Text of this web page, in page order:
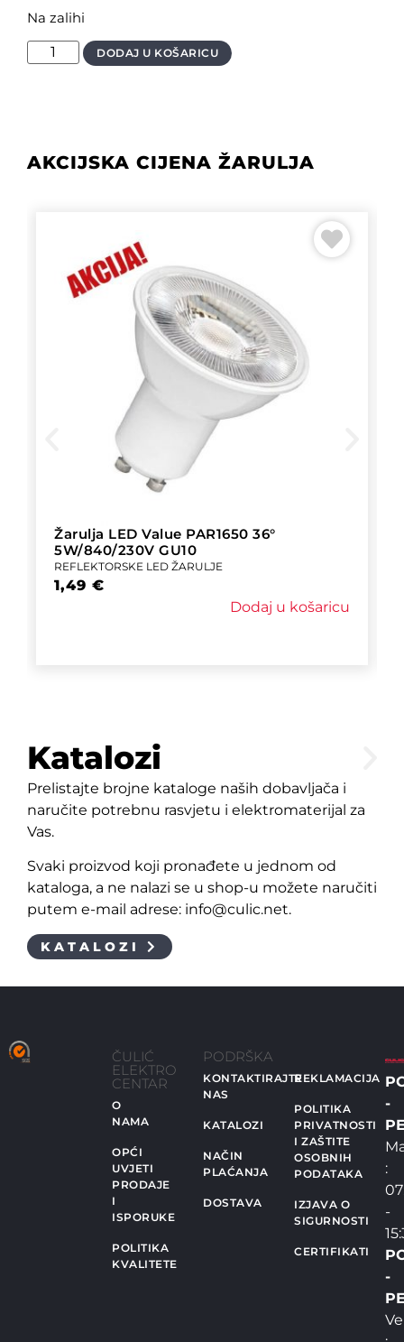
Na zalihi
DODAJ U KOŠARICU
AKCIJSKA CIJENA ŽARULJA
Žarulja LED Value PAR1650 36°
5W/840/230V GU10
REFLEKTORSKE LED ŽARULJE
1,49 €
Dodaj u košaricu
Katalozi
Prelistajte brojne kataloge naših dobavljača i
naručite potrebnu rasvjetu i elektromaterijal za
Vas.
Svaki proizvod koji pronađete u jednom od
kataloga, a ne nalazi se u shop-u možete naručiti
putem e-mail adrese: info@culic.net.
KATALOZI
ČULIĆ
ELEKTRO
CENTAR
O
NAMA
OPĆI
UVJETI
PRODAJE
I
ISPORUKE
POLITIKA
KVALITETE
PODRŠKA
KONTAKTIRAJTE
NAS
KATALOZI
NAČIN
PLAĆANJA
DOSTAVA
REKLAMACIJA
POLITIKA
PRIVATNOSTI
I ZAŠTITE
OSOBNIH
PODATAKA
IZJAVA O
SIGURNOSTI
CERTIFIKATI
-
:
-
-